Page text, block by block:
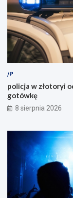
/P
policja w złotoryi
gotówkę
8 sierpnia 2026